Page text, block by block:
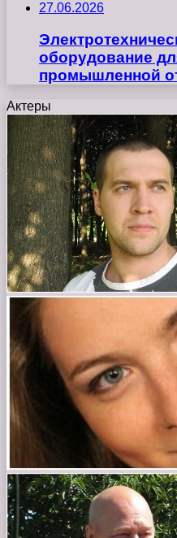
27.06.2026
оборудование
промышленной
Актеры